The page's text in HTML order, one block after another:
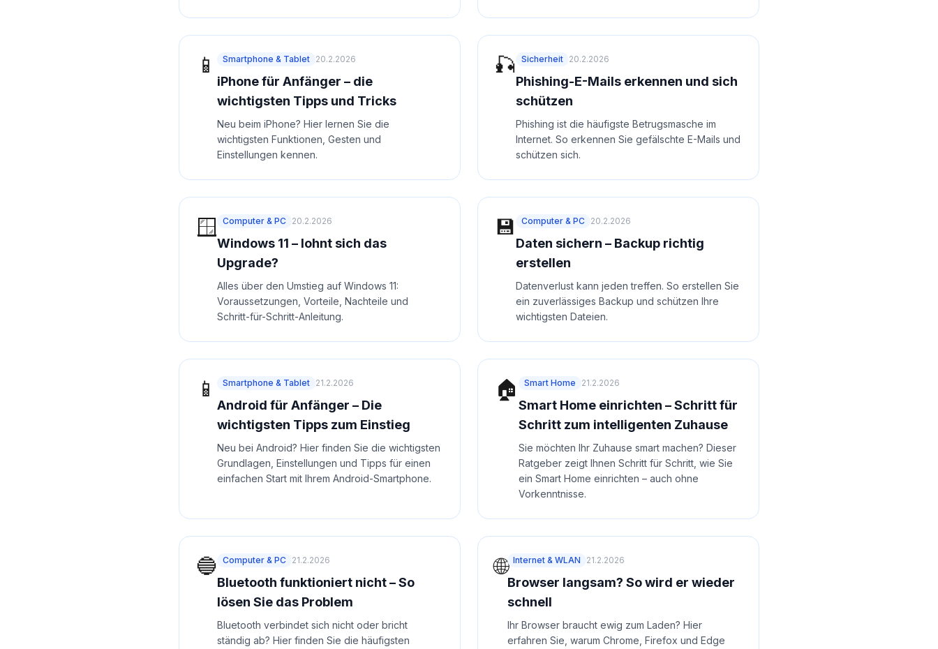
📱 Smartphone & Tablet 20.2.2026
iPhone für Anfänger – die
wichtigsten Tipps und Tricks
Neu beim iPhone? Hier lernen Sie die
wichtigsten Funktionen, Gesten und
Einstellungen kennen.
🎣 Sicherheit 20.2.2026
Phishing-E-Mails erkennen und sich
schützen
Phishing ist die häufigste Betrugsmasche im
Internet. So erkennen Sie gefälschte E-Mails und
schützen sich.
🪟 Computer & PC 20.2.2026
Windows 11 – lohnt sich das
Upgrade?
Alles über den Umstieg auf Windows 11:
Voraussetzungen, Vorteile, Nachteile und
Schritt-für-Schritt-Anleitung.
💾 Computer & PC 20.2.2026
Daten sichern – Backup richtig
erstellen
Datenverlust kann jeden treffen. So erstellen Sie
ein zuverlässiges Backup und schützen Ihre
wichtigsten Dateien.
📱 Smartphone & Tablet 21.2.2026
Android für Anfänger – Die
wichtigsten Tipps zum Einstieg
Neu bei Android? Hier finden Sie die wichtigsten
Grundlagen, Einstellungen und Tipps für einen
einfachen Start mit Ihrem Android-Smartphone.
🏠 Smart Home 21.2.2026
Smart Home einrichten – Schritt für
Schritt zum intelligenten Zuhause
Sie möchten Ihr Zuhause smart machen? Dieser
Ratgeber zeigt Ihnen Schritt für Schritt, wie Sie
ein Smart Home einrichten – auch ohne
Vorkenntnisse.
🔵 Computer & PC 21.2.2026
Bluetooth funktioniert nicht – So
lösen Sie das Problem
Bluetooth verbindet sich nicht oder bricht
ständig ab? Hier finden Sie die häufigsten
🌐 Internet & WLAN 21.2.2026
Browser langsam? So wird er wieder
schnell
Ihr Browser braucht ewig zum Laden? Hier
erfahren Sie, warum Chrome, Firefox und Edge